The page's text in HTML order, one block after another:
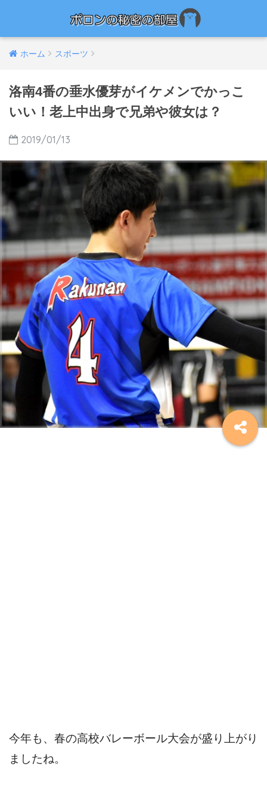
ホーム スポーツ
洛南4番の垂水優芽がイケメンでかっこ
いい！老上中出身で兄弟や彼女は？
2019/01/13
今年も、春の高校バレーボール大会が盛り上がり
ましたね。